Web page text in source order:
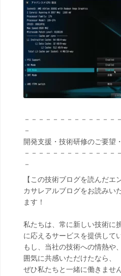
－－－－－－－－－－－－－
－
開発支援・技術研修のご要望
－－－－－－－－－－－－－
－
【この技術ブログを読んだエ
カサレアルブログをお読みい
ます！
私たちは、常に新しい技術に
に応えるサービスを提供して
もし、当社の技術への情熱や
囲気に共感いただけたなら、
ぜひ私たちと一緒に働きませ